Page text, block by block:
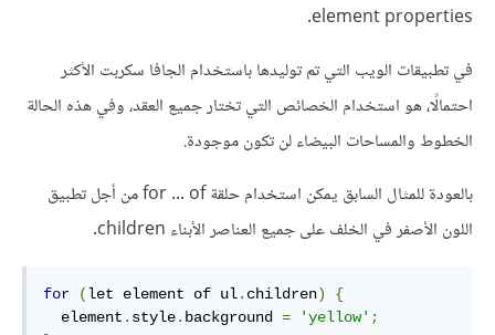
element properties.
في تطبيقات الويب التي تم توليدها باستخدام الجافا سكربت الأكثر
احتمالًا، هو استخدام الخصائص التي تختار جميع العقد، وفي هذه الحالة
الخطوط والمساحات البيضاء لن تكون موجودة.
بالعودة للمثال السابق يمكن استخدام حلقة for ... of من أجل تطبيق
اللون الأصفر في الخلف على جميع العناصر الأبناء children.
for (let element of ul. children)
{
  element
. style. background = 'yellow' ;